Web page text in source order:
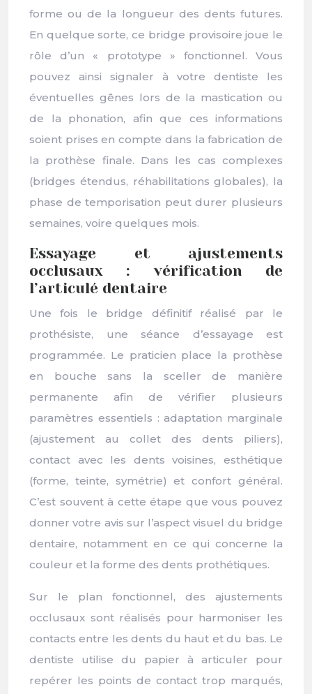
forme ou de la longueur des dents futures.
En quelque sorte, ce bridge provisoire joue le
rôle d’un « prototype » fonctionnel. Vous
pouvez ainsi signaler à votre dentiste les
éventuelles gênes lors de la mastication ou
de la phonation, afin que ces informations
soient prises en compte dans la fabrication de
la prothèse finale. Dans les cas complexes
(bridges étendus, réhabilitations globales), la
phase de temporisation peut durer plusieurs
semaines, voire quelques mois.
Essayage et ajustements
occlusaux : vérification de
l’articulé dentaire
Une fois le bridge définitif réalisé par le
prothésiste, une séance d’essayage est
programmée. Le praticien place la prothèse
en bouche sans la sceller de manière
permanente afin de vérifier plusieurs
paramètres essentiels : adaptation marginale
(ajustement au collet des dents piliers),
contact avec les dents voisines, esthétique
(forme, teinte, symétrie) et confort général.
C’est souvent à cette étape que vous pouvez
donner votre avis sur l’aspect visuel du bridge
dentaire, notamment en ce qui concerne la
couleur et la forme des dents prothétiques.
Sur le plan fonctionnel, des ajustements
occlusaux sont réalisés pour harmoniser les
contacts entre les dents du haut et du bas. Le
dentiste utilise du papier à articuler pour
repérer les points de contact trop marqués,